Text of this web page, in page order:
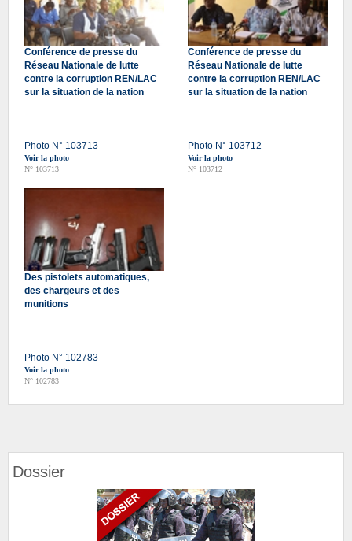
Conférence de presse du
Réseau Nationale de lutte
contre la corruption REN/LAC
sur la situation de la nation
Photo N° 103713
Voir la photo
N° 103713
Conférence de presse du
Réseau Nationale de lutte
contre la corruption REN/LAC
sur la situation de la nation
Photo N° 103712
Voir la photo
N° 103712
Des pistolets automatiques,
des chargeurs et des
munitions
Photo N° 102783
Voir la photo
N° 102783
Dossier